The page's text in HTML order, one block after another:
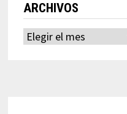
ARCHIVOS
Archivos